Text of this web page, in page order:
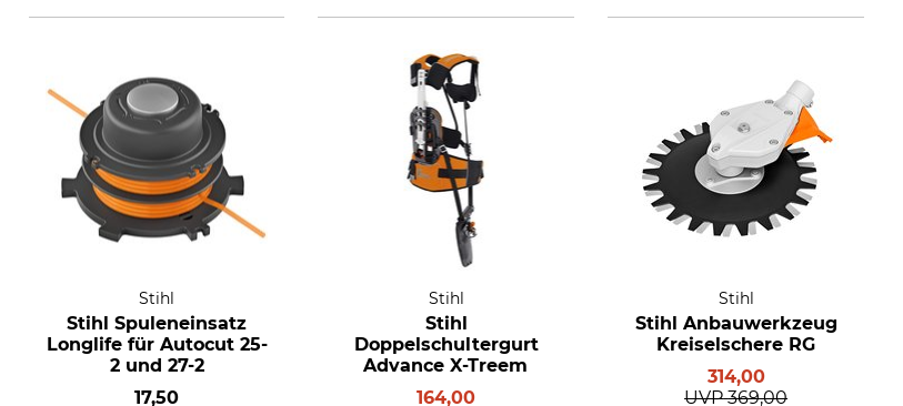
Stihl
Stihl Spuleneinsatz
Longlife für Autocut 25-
2 und 27-2
17,50
Stihl
Stihl
Doppelschultergurt
Advance X-Treem
164,00
Stihl
Stihl Anbauwerkzeug
Kreiselschere RG
314,00
UVP 369,00